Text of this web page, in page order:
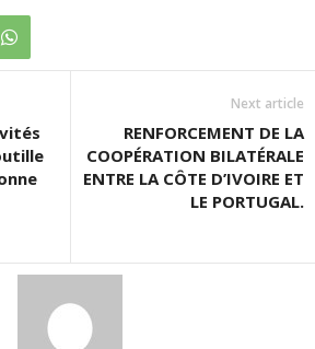
Next article
RENFORCEMENT DE LA
COOPÉRATION BILATÉRALE
ENTRE LA CÔTE D’IVOIRE ET
LE PORTUGAL.